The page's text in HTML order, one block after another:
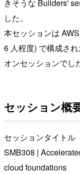
きそうな Builders'
した。
本セッションは
6 人程度) で構成さ
オンセッションでし
セッション概
セッションタイトル
SMB308 |
cloud foundations